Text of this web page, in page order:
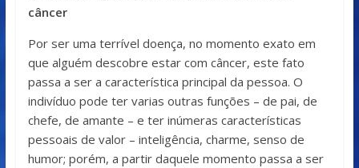
câncer
Por ser uma terrível doença, no momento exato em
que alguém descobre estar com câncer, este fato
passa a ser a característica principal da pessoa. O
indivíduo pode ter varias outras funções – de pai, de
chefe, de amante – e ter inúmeras características
pessoais de valor – inteligência, charme, senso de
humor; porém, a partir daquele momento passa a ser